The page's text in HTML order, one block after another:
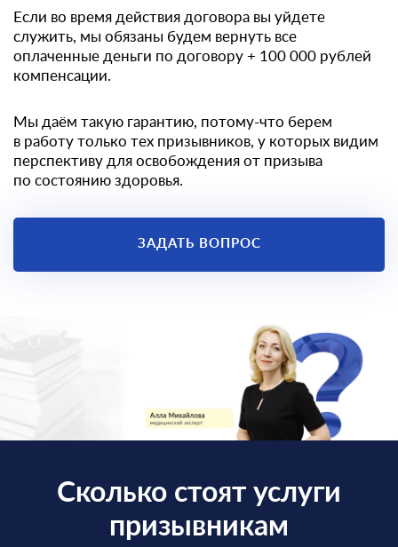
Если во время действия договора вы уйдете
служить, мы обязаны будем вернуть все
оплаченные деньги по договору + 100 000 рублей
компенсации.
Мы даём такую гарантию, потому-что берем
в работу только тех призывников, у которых видим
перспективу для освобождения от призыва
по состоянию здоровья.
ЗАДАТЬ ВОПРОС
Сколько стоят услуги
призывникам